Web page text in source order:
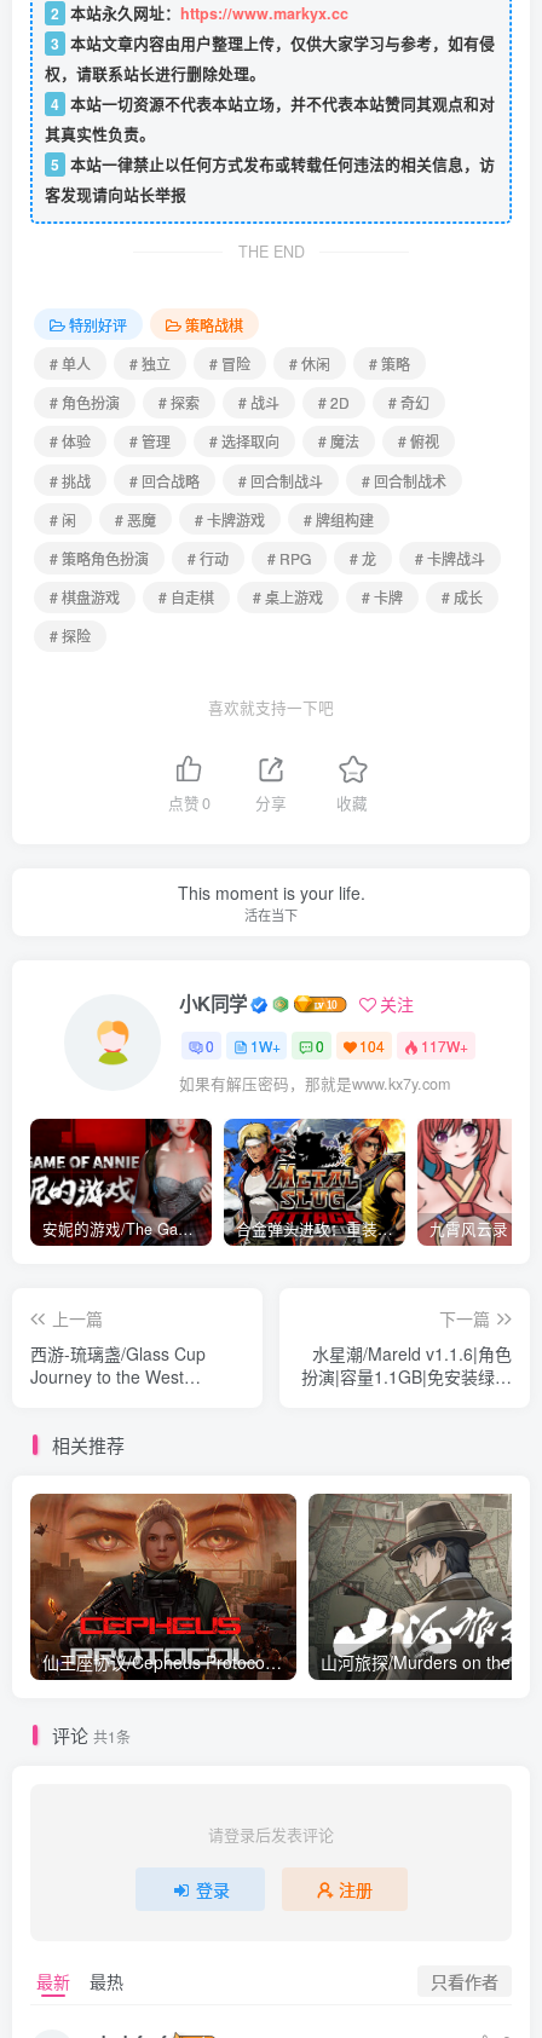
2 本站永久网址： https://www.markyx.cc
3 本站文章内容由用户整理上传，仅供大家学习与参考，如有侵
权，请联系站长进行删除处理。
4 本站一切资源不代表本站立场，并不代表本站赞同其观点和对
其真实性负责。
5 本站一律禁止以任何方式发布或转载任何违法的相关信息，访
客发现请向站长举报
THE END
特别好评
策略战棋
# 单人
# 独立 # 冒险 # 休闲
# 策略
# 角色扮演
# 探索 # 战斗 # 2D
# 奇幻
# 体验
# 管理 # 选择取向 # 魔法
# 俯视
# 挑战
# 回合战略 # 回合制战斗
# 回合制战术
# 闲
# 恶魔 # 卡牌游戏
# 牌组构建
# 策略角色扮演
# 行动 # RPG # 龙
# 卡牌战斗
# 棋盘游戏
# 自走棋 # 桌上游戏 # 卡牌
# 成长
# 探险
喜欢就支持一下吧
点赞0 分享 收藏
This moment is your life.
活在当下
小K同学 关注
0 1W+ 0 104 117W+
如果有解压密码，那就是www.kx7y.com
安妮的游戏/The Game of Annie v0.99981|射击动作|容量14.6GB|免安装绿色中文版 合金弹头进攻：重装上阵/METAL SLUG ATTACK RELOADED Build.16214511|策略模拟|容量2.7GB|免安装绿色中文版
上一篇
西游-琉璃盏/Glass Cup
Journey to the West
下一篇
水星潮/Mareld v1.1.6|角色
扮演|容量1.1GB|免安装绿色
相关推荐
仙王座协议/Cepheus Protocol Build.23833832|策略模拟|容量11.2GB|免安装绿色中文版
评论 共1条
请登录后发表评论
登录 注册
最新 最热 只看作者